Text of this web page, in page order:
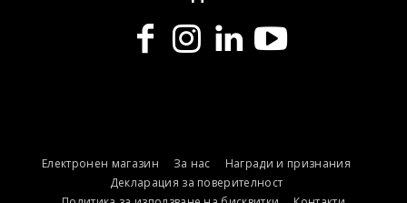
Електронен магазин За нас
Награди и признания
Декларация за поверителност